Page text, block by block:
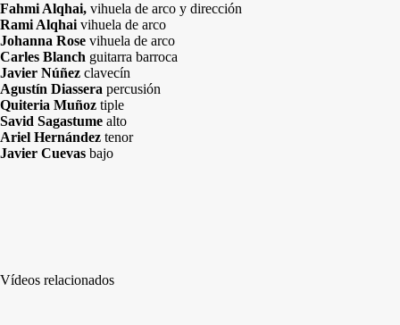
Fahmi Alqhai, vihuela de arco y dirección
Rami Alqhai vihuela de arco
Johanna Rose vihuela de arco
Carles Blanch guitarra barroca
Javier Núñez clavecín
Agustín Diassera percusión
Quiteria Muñoz tiple
Savid Sagastume alto
Ariel Hernández tenor
Javier Cuevas bajo
Vídeos relacionados